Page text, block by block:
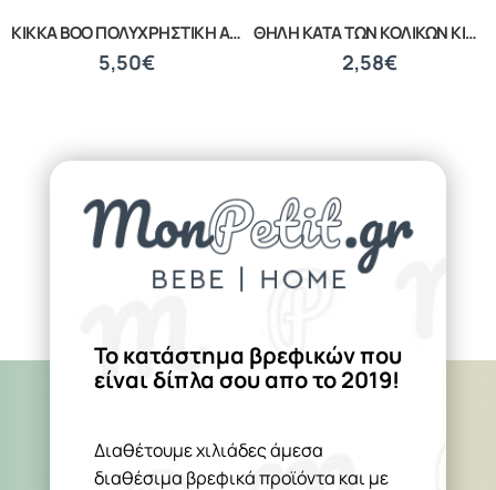
ΒΡΕΦΙΚΟ ΣΦΟΥΓΓΑΡΑΚΙ ΜΠΑΝΙΟΥ WHITE 20040210001
1,39€
ΒΡΕΦΙΚΑ ΚΟΥΤΑΛΑΚΙΑ ΕΚΜΑΘΗΣΗΣ ΣΕΤ 2 ΤΕΜΑΧΙΩΝ LORELLI 10230480002
1,87€
Το κατάστημα βρεφικών που
είναι δίπλα σου απο το 2019!
Διαθέτουμε χιλιάδες άμεσα
διαθέσιμα βρεφικά προϊόντα και με